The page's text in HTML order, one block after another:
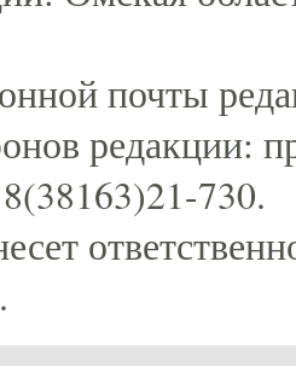
почты
редакции:
730.